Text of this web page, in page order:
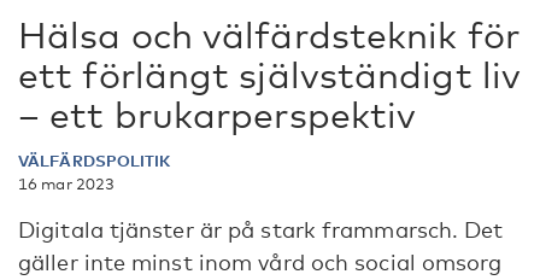
Hälsa och välfärdsteknik för
ett förlängt självständigt liv
– ett brukarperspektiv
VÄLFÄRDSPOLITIK
16 mar 2023
Digitala tjänster är på stark frammarsch. Det
gäller inte minst inom vård och social omsorg